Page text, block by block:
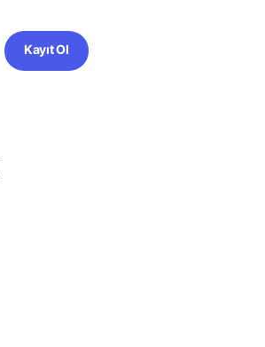
Kayıt Ol